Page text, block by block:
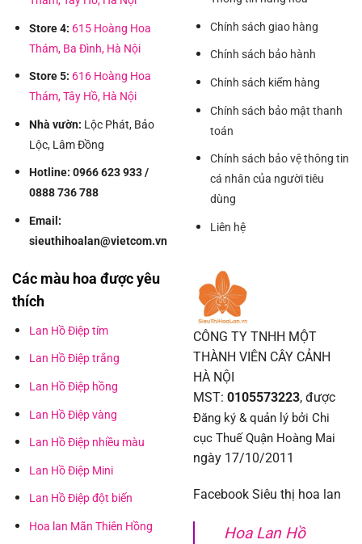
Store 4: 615 Hoàng Hoa
Thám, Ba Đình, Hà Nội
Store 5: 616 Hoàng Hoa
Thám, Tây Hồ, Hà Nội
Nhà vườn: Lộc Phát, Bảo
Lộc, Lâm Đồng
Hotline: 0966 623 933 /
0888 736 788
Email:
sieuthihoalan@vietcom.vn
Chính sách giao hàng
Chính sách bảo hành
Chính sách kiểm hàng
Chính sách bảo mật thanh
toán
Chính sách bảo vệ thông tin
cá nhân của người tiêu
dùng
Liên hệ
Các màu hoa được yêu
thích
Lan Hồ Điệp tím
Lan Hồ Điệp trắng
Lan Hồ Điệp hồng
Lan Hồ Điệp vàng
Lan Hồ Điệp nhiều màu
Lan Hồ Điệp Mini
Lan Hồ Điệp đột biến
Hoa lan Mãn Thiên Hồng
CÔNG TY TNHH MỘT
THÀNH VIÊN CÂY CẢNH
HÀ NỘI
MST: 0105573223, được
Đăng ký & quản lý bởi Chi
cục Thuế Quận Hoàng Mai
ngày 17/10/2011
Facebook Siêu thị hoa lan
Hoa Lan Hồ